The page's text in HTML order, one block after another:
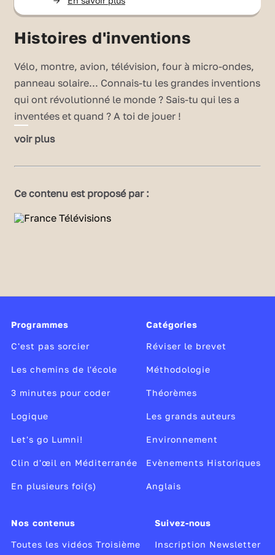
Histoires d'inventions
Vélo, montre, avion, télévision, four à micro-ondes,
panneau solaire... Connais-tu les grandes inventions
qui ont révolutionné le monde ? Sais-tu qui les a
inventées et quand ? A toi de jouer !
clique sur le mode plein écran pour une
voir plus
Ce contenu est proposé par :
Programmes
C'est pas sorcier
Les chemins de l'école
3 minutes pour coder
Logique
Let's go Lumni!
Clin d'œil en Méditerranée
En plusieurs foi(s)
Catégories
Réviser le brevet
Méthodologie
Théorèmes
Les grands auteurs
Environnement
Evènements Historiques
Anglais
Nos contenus
Toutes les vidéos Troisième
Suivez-nous
Inscription Newsletter